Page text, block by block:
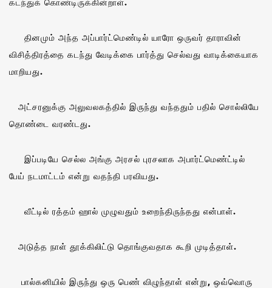
தினமும் அந்த அப்பார்ட்மெண்டில் யாரோ ஒருவர் தாராவின்
விசித்திரத்தை கடந்து வேடிக்கை பார்த்து செல்வது வாடிக்கையாக
மாறியது.
அட்சரனுக்கு அலுவலகத்தில் இருந்து வந்ததும் பதில் சொல்லியே
தொண்டை வரண்டது.
இப்படியே செல்ல அங்கு அரசல் புரசலாக அபார்ட்மெண்ட்டில்
பேய் நடமாட்டம் என்று வதந்தி பரவியது.
வீட்டில் ரத்தம் ஹால் முழுவதும் உறைந்திருந்தது என்பாள்.
அடுத்த நாள் தூக்கிலிட்டு தொங்குவதாக கூறி முடித்தாள்.
பால்கனியில் இருந்து ஒரு பெண் விழுந்தாள் என்று, ஒவ்வொரு